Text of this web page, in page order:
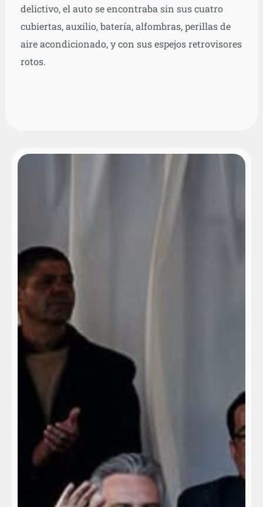
delictivo, el auto se encontraba sin sus cuatro
cubiertas, auxilio, batería, alfombras, perillas de
aire acondicionado, y con sus espejos retrovisores
rotos.